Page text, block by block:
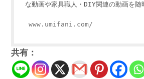
な動画や家具職人・DIY関連の動画を随
www.umifani.com/
共有：